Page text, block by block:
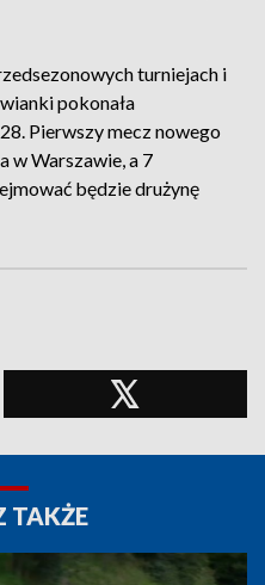
turniejach i
pokonała
Pierwszy mecz nowego
w Warszawie, a 7
będzie drużynę
TAKŻE